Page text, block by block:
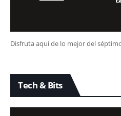
Disfruta aquí de lo mejor del
Tech & Bits